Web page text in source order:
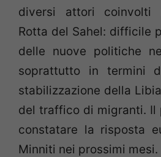
diversi attori coinvolti
Rotta del Sahel: difficile
delle nuove politiche
soprattutto in termini
stabilizzazione della
del traffico di migranti. Il
constatare la risposta
Minniti nei prossimi mesi.